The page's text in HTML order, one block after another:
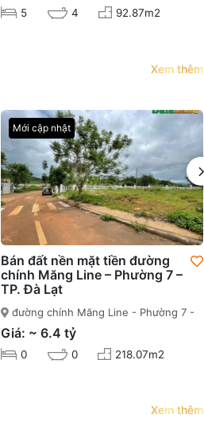
5 4 92.87m2
Xem thêm
Mới cập nhật
Bán đất nền mặt tiền đường
chính Măng Line – Phường 7 –
TP. Đà Lạt
đường chính Măng Line - Phường 7 -
TP. Đà Lạt
Giá: ~ 6.4 tỷ
0 0 218.07m2
Xem thêm